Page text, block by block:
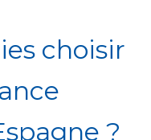
choisir
?